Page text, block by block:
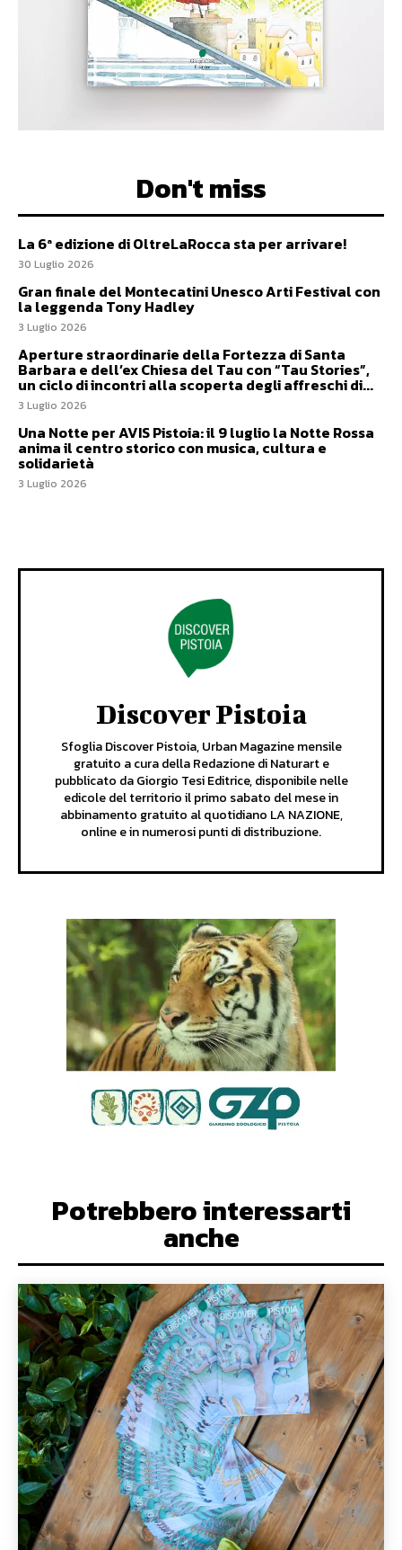
Don't miss
La 6ª edizione di OltreLaRocca sta per arrivare!
30 Luglio 2026
Gran finale del Montecatini Unesco Arti Festival con
la leggenda Tony Hadley
3 Luglio 2026
Aperture straordinarie della Fortezza di Santa
Barbara e dell’ex Chiesa del Tau con “Tau Stories”,
un ciclo di incontri alla scoperta degli affreschi di...
3 Luglio 2026
Una Notte per AVIS Pistoia: il 9 luglio la Notte Rossa
anima il centro storico con musica, cultura e
solidarietà
3 Luglio 2026
Discover Pistoia
Sfoglia Discover Pistoia, Urban Magazine mensile
gratuito a cura della Redazione di Naturart e
pubblicato da Giorgio Tesi Editrice, disponibile nelle
edicole del territorio il primo sabato del mese in
abbinamento gratuito al quotidiano LA NAZIONE,
online e in numerosi punti di distribuzione.
Potrebbero interessarti
anche